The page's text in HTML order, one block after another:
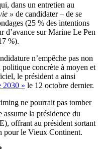
dans un entretien au
» de candidater – de se
(25 % des intentions
d’avance sur Marine Le Pen
%).
n’empêche pas non
concrète à moyen et
le président a ainsi
2030 » le 12 octobre dernier.
ne pourrait pas tomber
la présidence du
offrant au président sortant
pour le Vieux Continent.